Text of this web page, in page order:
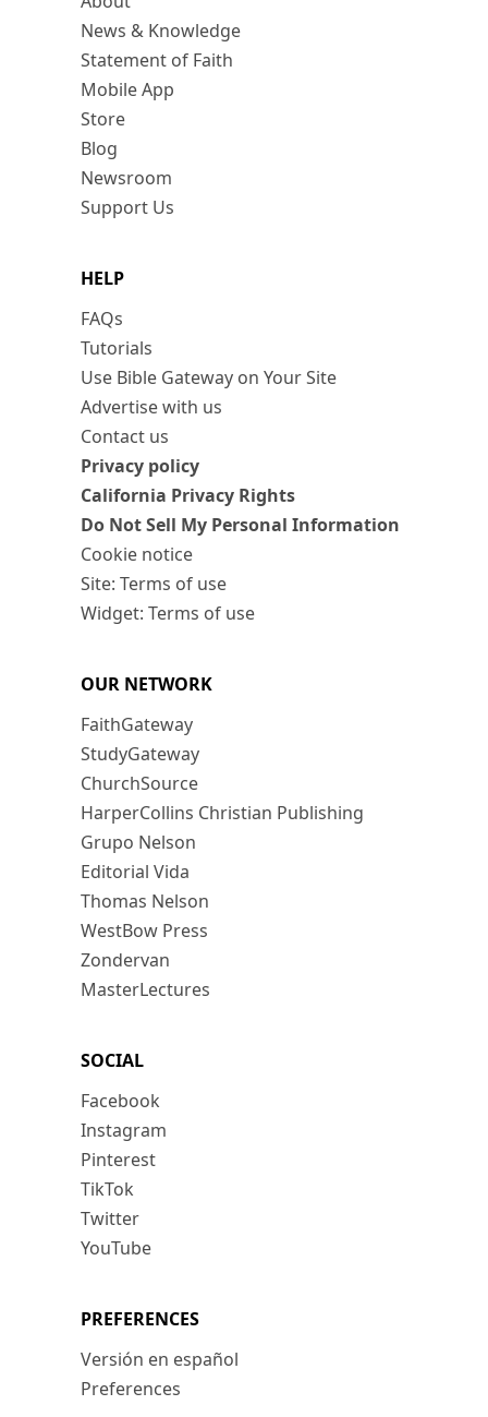
News & Knowledge
Statement of Faith
Mobile App
Store
Blog
Newsroom
Support Us
HELP
FAQs
Tutorials
Use Bible Gateway on Your Site
Advertise with us
Contact us
Privacy policy
California Privacy Rights
Do Not Sell My Personal Information
Cookie notice
Site: Terms of use
Widget: Terms of use
OUR NETWORK
FaithGateway
StudyGateway
ChurchSource
HarperCollins Christian Publishing
Grupo Nelson
Editorial Vida
Thomas Nelson
WestBow Press
Zondervan
MasterLectures
SOCIAL
Facebook
Instagram
Pinterest
TikTok
Twitter
YouTube
PREFERENCES
Versión en español
Preferences